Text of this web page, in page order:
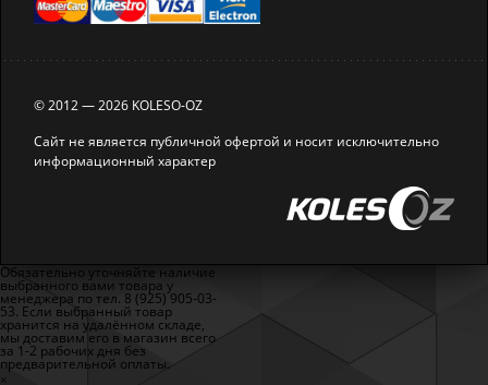
© 2012 — 2026 KOLESO-OZ
Сайт не является публичной офертой и носит исключительно
информационный характер
Обязательно уточняйте наличие
выбранного вами товара у
менеджера по тел. 8 (925) 905-03-
53. Если выбранный товар
хранится на удалённом складе,
мы доставим его в магазин всего
за 1-2 рабочих дня без
предварительной оплаты.
×